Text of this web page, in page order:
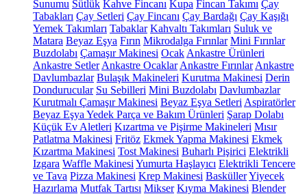
Sunumu Sütlük Kahve Fincanı Kupa Fincan Takımı Çay
Tabakları Çay Setleri Çay Fincanı Çay Bardağı Çay Kaşığı
Yemek Takımları Tabaklar Kahvaltı Takımları Suluk ve
Matara Beyaz Eşya Fırın Mikrodalga Fırınlar Mini Fırınlar
Buzdolabı Çamaşır Makinesi Ocak Ankastre Ürünleri
Ankastre Setler Ankastre Ocaklar Ankastre Fırınlar Ankastre
Davlumbazlar Bulaşık Makineleri Kurutma Makinesi Derin
Dondurucular Su Sebilleri Mini Buzdolabı Davlumbazlar
Kurutmalı Çamaşır Makinesi Beyaz Eşya Setleri Aspiratörler
Beyaz Eşya Yedek Parça ve Bakım Ürünleri Şarap Dolabı
Küçük Ev Aletleri Kızartma ve Pişirme Makineleri Mısır
Patlatma Makinesi Fritöz Ekmek Yapma Makinesi Ekmek
Kızartma Makinesi Tost Makinesi Buharlı Pişirici Elektrikli
Izgara Waffle Makinesi Yumurta Haşlayıcı Elektrikli Tencere
ve Tava Pizza Makinesi Krep Makinesi BasküllerYiyecek
Hazırlama Mutfak Tartısı Mikser Kıyma Makinesi Blender